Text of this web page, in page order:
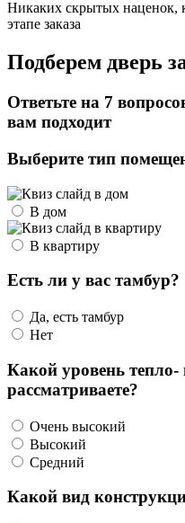
Никаких скрытых наценок,
этапе заказа
Подберем дверь
Ответьте на 7
вам подходит
Выберите тип
В дом
В квартиру
Есть ли у вас тамбур?
Да, есть тамбур
Нет
Какой уровень
рассматриваете?
Очень высокий
Высокий
Средний
Какой вид